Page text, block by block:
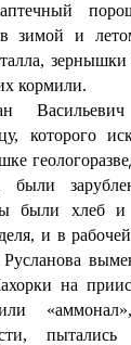
зимой и
кормили.
которого
были
были хлеб и
и в
на